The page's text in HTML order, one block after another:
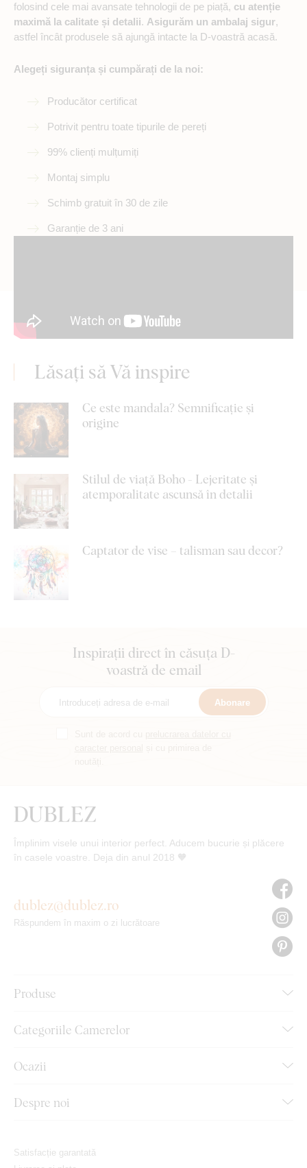
folosind cele mai avansate tehnologii de pe piață, cu atenție
maximă la calitate și detalii. Asigurăm un ambalaj sigur,
astfel încât produsele să ajungă intacte la D-voastră acasă.
Alegeți siguranța și cumpărați de la noi:
Producător certificat
Potrivit pentru toate tipurile de pereți
99% clienți mulțumiți
Montaj simplu
Schimb gratuit în 30 de zile
Garanție de 3 ani
Lăsați să Vă inspire
Ce este mandala? Semnificație și
origine
Stilul de viață Boho - Lejeritate și
atemporalitate ascunsă în detalii
Captator de vise – talisman sau decor?
Inspirații direct în căsuța D-
voastră de email
Abonare
Împlinim visele unui interior perfect. Aducem bucurie și plăcere
în casele voastre. Deja din anul 2018 🧡
Produse
Categoriile Camerelor
Ocazii
Despre noi
dublez@dublez.ro
Răspundem în maxim o zi lucrătoare
Satisfacție garantată